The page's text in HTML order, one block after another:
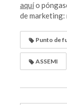
aquío
de marketing:
Punto de
ASSEMI